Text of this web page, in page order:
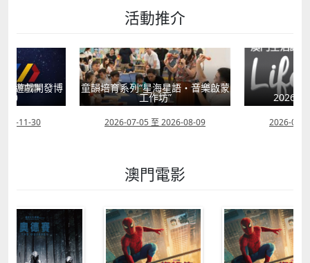
活動推介
語・音樂啟蒙
08-09
2026年“圖書館e學堂”
2026-07-22 至 2026-10-31
童心探秘澳
2026-07-
澳門電影